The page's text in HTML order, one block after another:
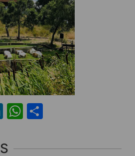
LinkedIn
WhatsApp